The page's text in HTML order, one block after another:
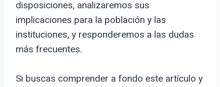
disposiciones, analizaremos sus
implicaciones para la población y las
instituciones, y responderemos a las dudas
más frecuentes.
Si buscas comprender a fondo este artículo y